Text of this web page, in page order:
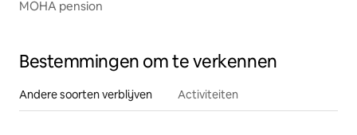
MOHA pension
Bestemmingen om te verkennen
Andere soorten verblijven Activiteiten